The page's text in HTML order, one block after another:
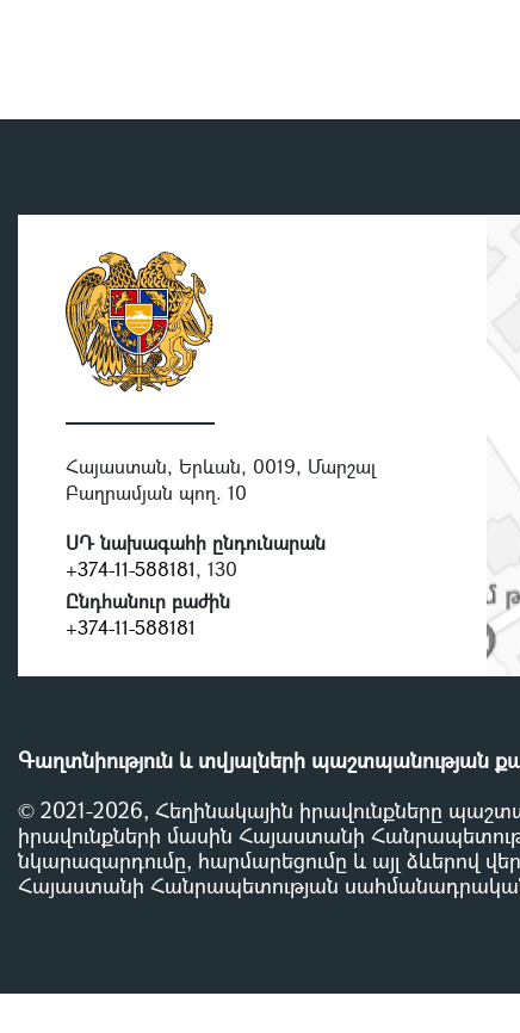
Հայաստան, Երևան, 0019, Մարշալ
Բաղրամյան պող. 10
ՍԴ նախագահի ընդունարան
+374-11-588181, 130
Ընդհանուր բաժին
+374-11-588181
Գաղտնիություն և տվյալների պաշտպանության
© 2021-2026, Հեղինակային իրավունքները
իրավունքների մասին Հայաստանի
նկարազարդումը, հարմարեցումը և այլ ձևերով
Հայաստանի Հանրապետության